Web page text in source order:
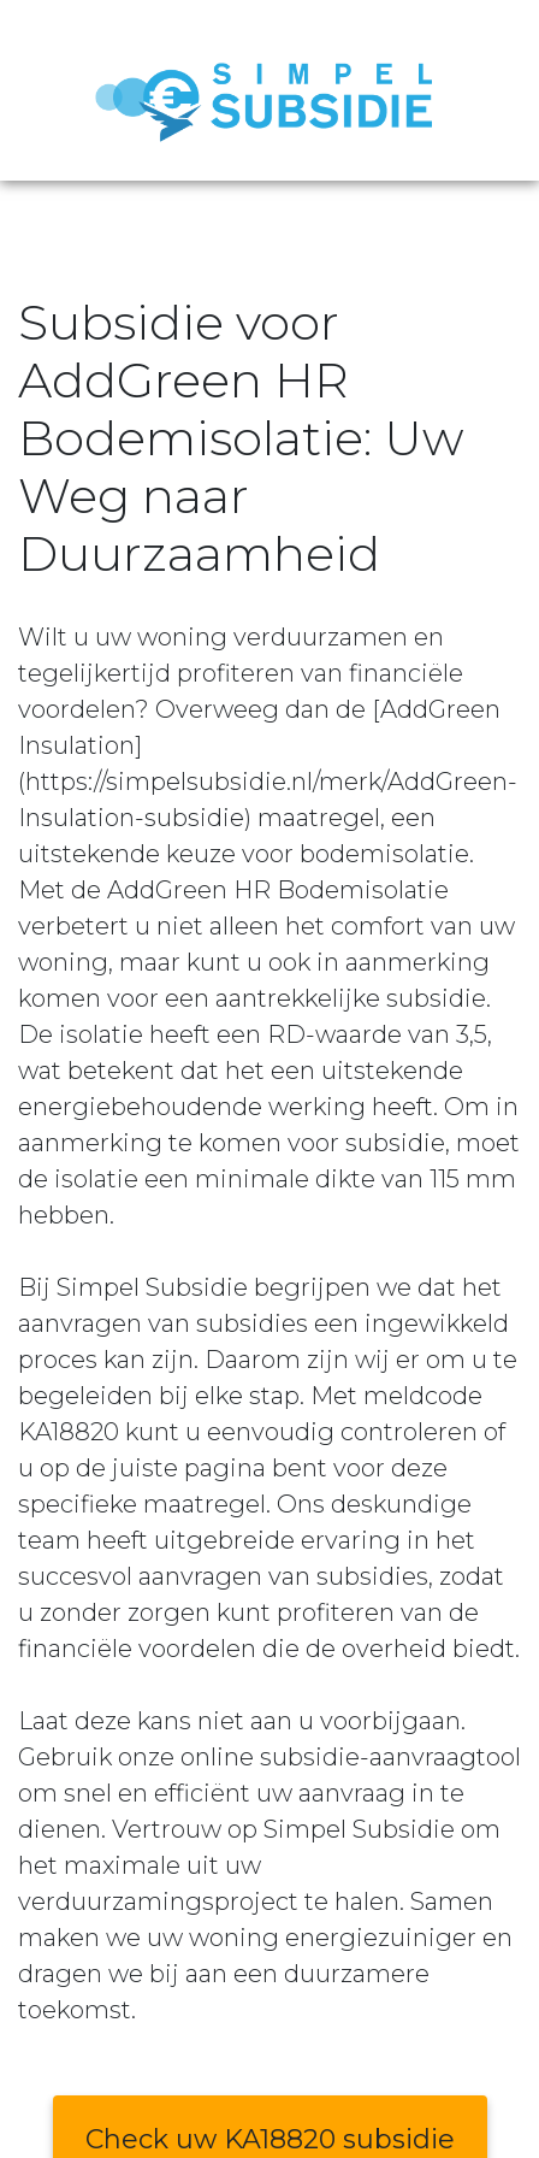
Subsidie voor
AddGreen HR
Bodemisolatie: Uw
Weg naar
Duurzaamheid
Wilt u uw woning verduurzamen en
tegelijkertijd profiteren van financiële
voordelen? Overweeg dan de [AddGreen
Insulation]
(https://simpelsubsidie.nl/merk/AddGreen-
Insulation-subsidie) maatregel, een
uitstekende keuze voor bodemisolatie.
Met de AddGreen HR Bodemisolatie
verbetert u niet alleen het comfort van uw
woning, maar kunt u ook in aanmerking
komen voor een aantrekkelijke subsidie.
De isolatie heeft een RD-waarde van 3,5,
wat betekent dat het een uitstekende
energiebehoudende werking heeft. Om in
aanmerking te komen voor subsidie, moet
de isolatie een minimale dikte van 115 mm
hebben.
Bij Simpel Subsidie begrijpen we dat het
aanvragen van subsidies een ingewikkeld
proces kan zijn. Daarom zijn wij er om u te
begeleiden bij elke stap. Met meldcode
KA18820 kunt u eenvoudig controleren of
u op de juiste pagina bent voor deze
specifieke maatregel. Ons deskundige
team heeft uitgebreide ervaring in het
succesvol aanvragen van subsidies, zodat
u zonder zorgen kunt profiteren van de
financiële voordelen die de overheid biedt.
Laat deze kans niet aan u voorbijgaan.
Gebruik onze online subsidie-aanvraagtool
om snel en efficiënt uw aanvraag in te
dienen. Vertrouw op Simpel Subsidie om
het maximale uit uw
verduurzamingsproject te halen. Samen
maken we uw woning energiezuiniger en
dragen we bij aan een duurzamere
toekomst.
Check uw KA18820 subsidie